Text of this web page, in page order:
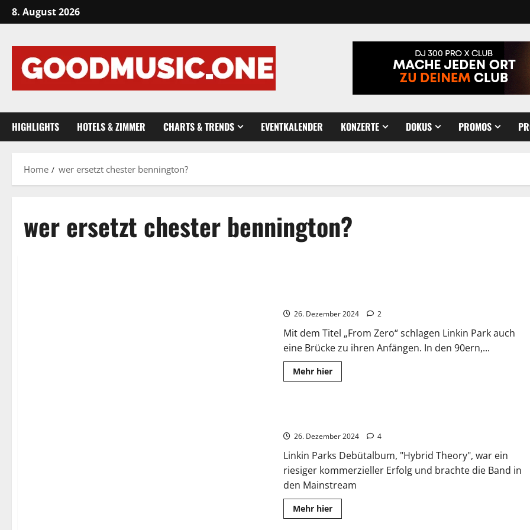
Skip
to
8. August 2026
HIGHLIGHTS HOTELS & ZIMMER CHARTS & TRENDS EVENTKALENDER KONZERTE DOKUS PROMOS
Home wer ersetzt chester bennington?
wer ersetzt chester bennington?
26. Dezember 2024 2
Mit dem Titel „From Zero“ schlagen Linkin Park auch
eine Brücke zu ihren Anfängen. In den 90ern,...
Mehr hierRead
more
sich
–
Ein
Mega-
26. Dezember 2024 4
Linkin Parks Debütalbum, "Hybrid Theory", war ein
riesiger kommerzieller Erfolg und brachte die Band in
den Mainstream
Mehr hierRead
more